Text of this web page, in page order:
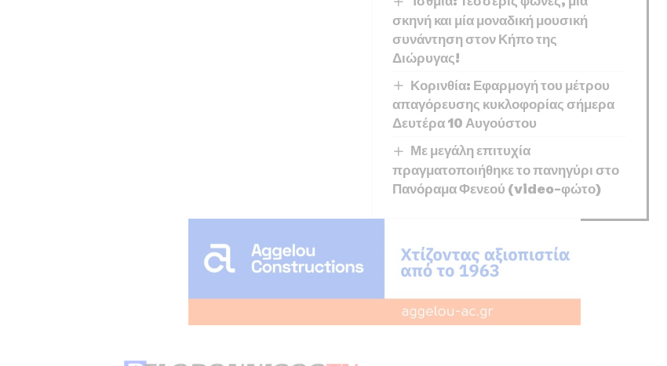
σκηνή και μία μοναδική μουσική
συνάντηση στον Κήπο της
Διώρυγας!
Κορινθία: Εφαρμογή του μέτρου
απαγόρευσης κυκλοφορίας σήμερα
Δευτέρα 10 Αυγούστου
Με μεγάλη επιτυχία
πραγματοποιήθηκε το πανηγύρι στο
Πανόραμα Φενεού (video-φώτο)